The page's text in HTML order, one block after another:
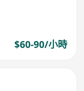
$60-90/小時